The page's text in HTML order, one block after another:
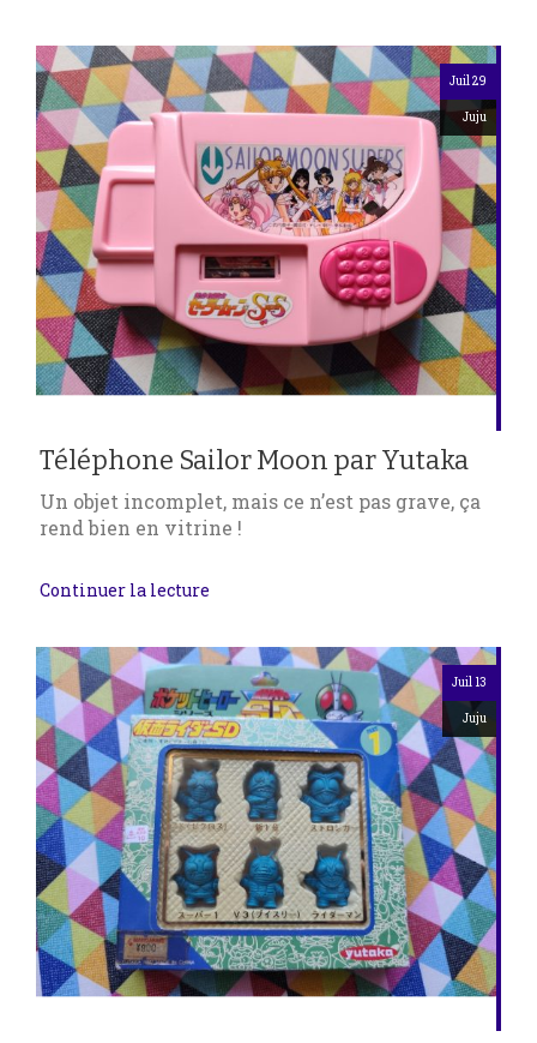
Juil 29
Juju
Téléphone Sailor Moon par Yutaka
Un objet incomplet, mais ce n’est pas grave, ça
rend bien en vitrine !
Continuer la lecture
Juil 13
Juju